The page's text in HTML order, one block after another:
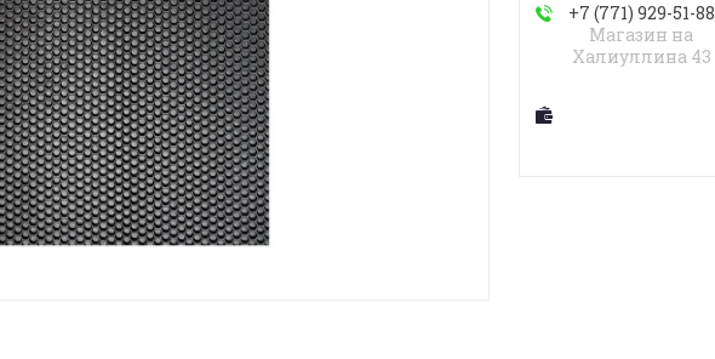
+7 (771) 929-51-88
Магазин на
Халиуллина 43